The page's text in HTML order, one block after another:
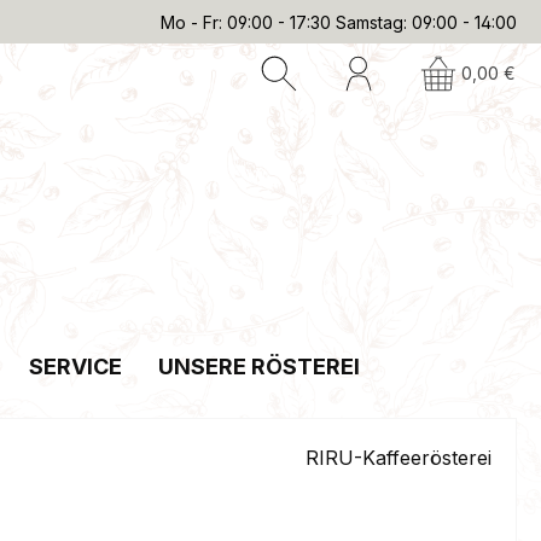
Mo - Fr: 09:00 - 17:30 Samstag: 09:00 - 14:00
0,00 €
SERVICE UNSERE RÖSTEREI
RIRU-Kaffeerösterei